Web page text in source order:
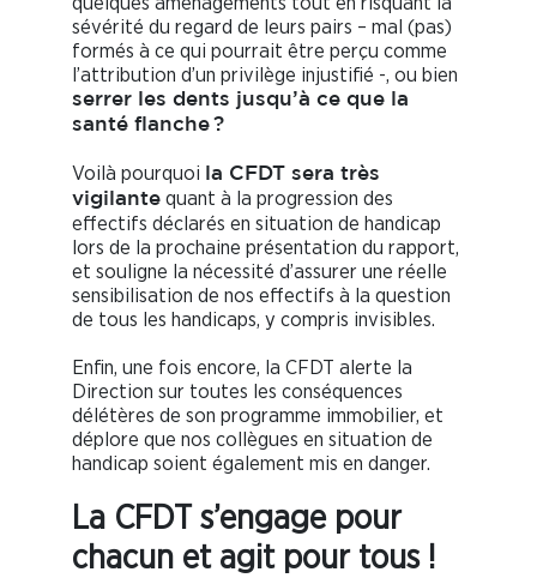
sévérité du regard de leurs pairs – mal (pas)
formés à ce qui pourrait être perçu comme
l’attribution d’un privilège injustifié -, ou bien
serrer les dents jusqu’à ce que la
santé flanche ?
Voilà pourquoi
la CFDT sera très
vigilante quant à la progression des
effectifs déclarés en situation de handicap
lors de la prochaine présentation du rapport,
et souligne la nécessité d’assurer une réelle
sensibilisation de nos effectifs à la question
de tous les handicaps, y compris invisibles.
Enfin, une fois encore, la CFDT alerte la
Direction sur toutes les conséquences
délétères de son programme immobilier, et
déplore que nos collègues en situation de
handicap soient également mis en danger.
La CFDT s’engage pour
chacun et agit pour tous !